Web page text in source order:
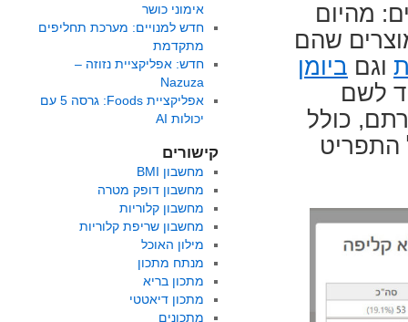
מהיום
שהם
וגם ביומן
לשם
כולל
התפריט
אימוני כושר
חדש למנויים: מערכת תחליפים
מתקדמת
חדש: אפליקציית נזוזה –
Nazuza
אפליקציית Foods: גרסה 5 עם
יכולות AI
קישורים
מחשבון BMI
מחשבון דופק מטרה
מחשבון קלוריות
מחשבון שריפת קלוריות
מילון האוכל
מנתח מתכון
מתכון בריא
מתכון דיאטטי
מתכונים